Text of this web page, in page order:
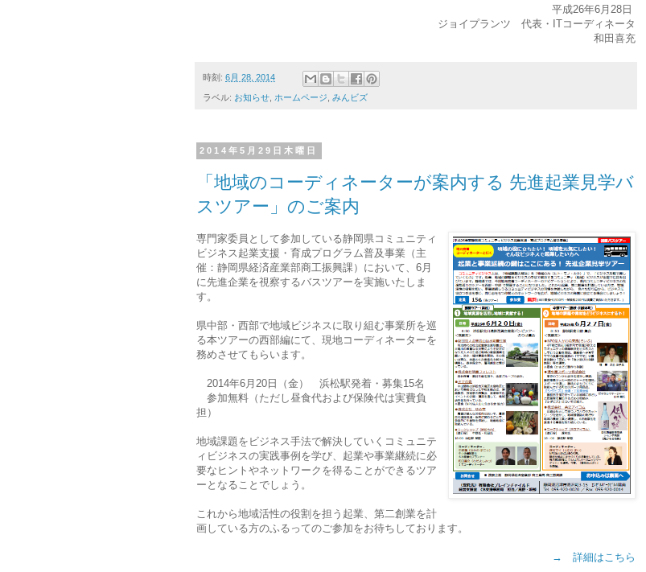
平成26年6月28日
ジョイプランツ 代表・ITコーディネータ
和田喜充
時刻: 6月 28, 2014
ラベル: お知らせ ホームページ みんビズ
2014年5月29日木曜日
「地域のコーディネーターが案内する 先進起業見学バ
スツアー」のご案内
専門家委員として参加している静岡県コミュニティ
ビジネス起業支援・育成プログラム普及事業（主
催：静岡県経済産業部商工振興課）において、6月
に先進企業を視察するバスツアーを実施いたしま
す。
県中部・西部で地域ビジネスに取り組む事業所を巡
る本ツアーの西部編にて、現地コーディネーターを
務めさせてもらいます。
2014年6月20日（金） 浜松駅発着・募集15名
参加無料（ただし昼食代および保険代は実費負
担）
地域課題をビジネス手法で解決していくコミュニテ
ィビジネスの実践事例を学び、起業や事業継続に必
要なヒントやネットワークを得ることができるツア
ーとなることでしょう。
これから地域活性の役割を担う起業、第二創業を計
画している方のふるってのご参加をお待ちしております。
→ 詳細はこちら